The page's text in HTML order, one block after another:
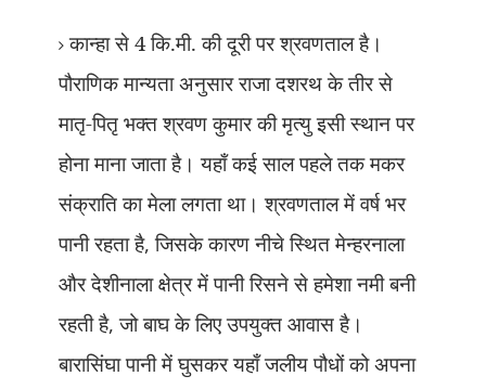
कान्हा से 4 कि.मी. की दूरी पर श्रवणताल है।
पौराणिक मान्यता अनुसार राजा दशरथ के तीर से
मातृ-पितृ भक्त श्रवण कुमार की मृत्यु इसी स्थान पर
होना माना जाता है। यहाँ कई साल पहले तक मकर
संक्राति का मेला लगता था। श्रवणताल में वर्ष भर
पानी रहता है,जिसके कारण नीचे स्थित मेन्हरनाला
और देशीनाला क्षेत्र में पानी रिसने से हमेशा नमी बनी
रहती है,जो बाघ के लिए उपयुक्त आवास है।
बारासिंघा पानी में घुसकर यहाँ जलीय पौधों को अपना